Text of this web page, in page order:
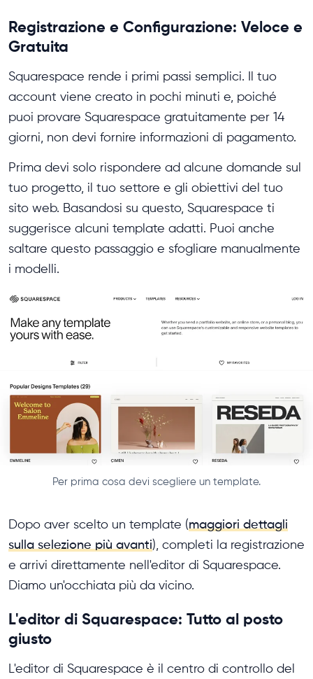
Registrazione e Configurazione: Veloce e
Gratuita
Squarespace rende i primi passi semplici. Il tuo
account viene creato in pochi minuti e, poiché
puoi provare Squarespace gratuitamente per 14
giorni, non devi fornire informazioni di pagamento.
Prima devi solo rispondere ad alcune domande sul
tuo progetto, il tuo settore e gli obiettivi del tuo
sito web. Basandosi su questo, Squarespace ti
suggerisce alcuni template adatti. Puoi anche
saltare questo passaggio e sfogliare manualmente
i modelli.
Per prima cosa devi scegliere un template.
Dopo aver scelto un template (maggiori dettagli
sulla selezione più avanti), completi la registrazione
e arrivi direttamente nell'editor di Squarespace.
Diamo un'occhiata più da vicino.
L'editor di Squarespace: Tutto al posto
giusto
L'editor di Squarespace è il centro di controllo del